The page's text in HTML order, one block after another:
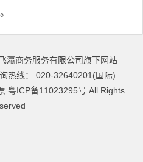
瀛商务服务有限公司旗下网站
热线： 020-32640201(国际)
粤ICP备11023295号 All Rights